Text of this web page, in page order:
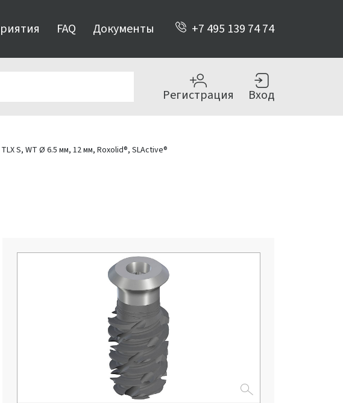
FAQ Документы +7 495 139 74 74
Регистрация Вход
S, WT Ø 6.5 мм, 12 мм, Roxolid®, SLActive®